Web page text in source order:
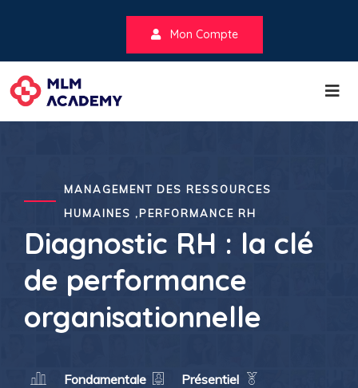
Mon Compte
MANAGEMENT DES RESSOURCES
HUMAINES ,PERFORMANCE RH
Diagnostic RH : la clé
de performance
organisationnelle
Fondamentale Présentiel